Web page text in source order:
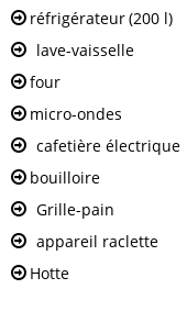
réfrigérateur(200 l)
lave-vaisselle
four
micro-ondes
cafetière électrique
bouilloire
Grille-pain
appareil raclette
Hotte